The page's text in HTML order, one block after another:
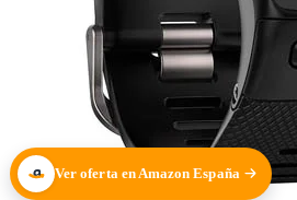
Ver oferta en Amazon España